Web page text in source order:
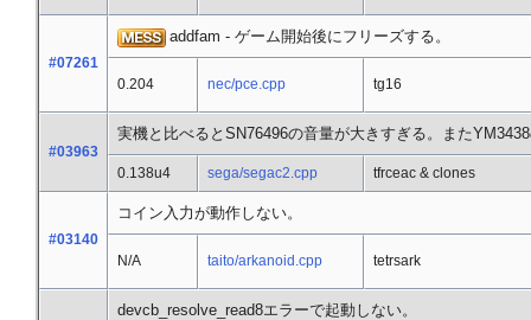
#07261
addfam - ゲーム開始後にフリーズする。
0.204 nec/pce.cpp tg16
#03963
実機と比べるとSN76496の音量が大きすぎる。また
0.138u4 sega/segac2.cpp tfrceac & clones
#03140
コイン入力が動作しない。
N/A taito/arkanoid.cpp tetrsark
devcb_resolve_read8エラーで起動しない。